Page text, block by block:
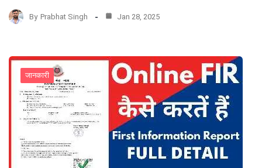
By Prabhat Singh Jan 28, 2025
जानकारी